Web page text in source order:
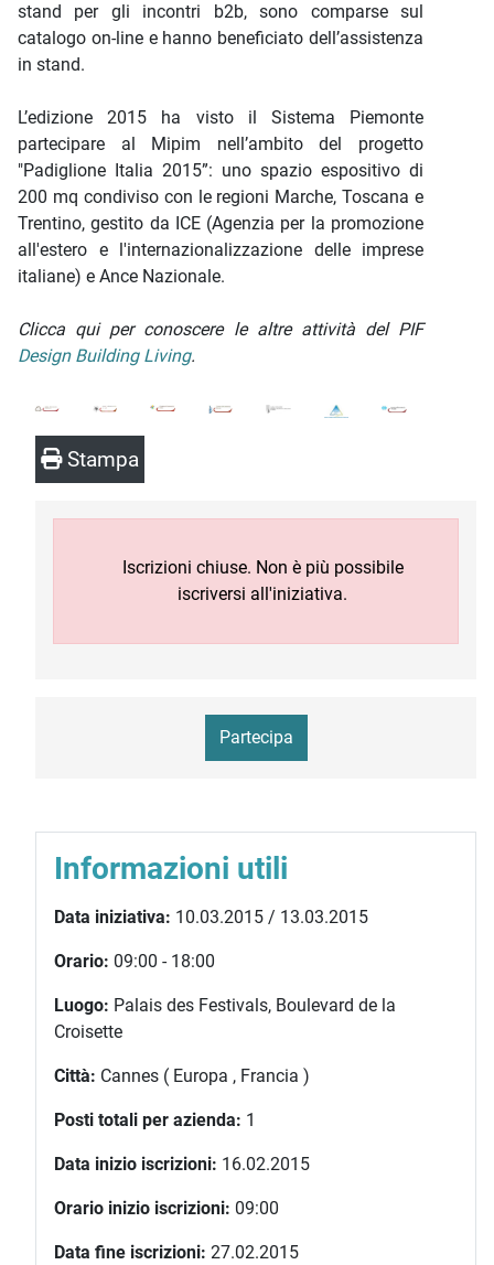
stand per gli incontri b2b, sono comparse sul
catalogo on-line e hanno beneficiato dell’assistenza
in stand.
L’edizione 2015 ha visto il Sistema Piemonte
partecipare al Mipim nell’ambito del progetto
"Padiglione Italia 2015”: uno spazio espositivo di
200 mq condiviso con le regioni Marche, Toscana e
Trentino, gestito da ICE (Agenzia per la promozione
all'estero e l'internazionalizzazione delle imprese
italiane) e Ance Nazionale.
Clicca qui per conoscere le altre attività del PIF
Design Building Living.
Stampa
Iscrizioni chiuse. Non è più possibile
iscriversi all'iniziativa.
Partecipa
Informazioni utili
Data iniziativa: 10.03.2015 / 13.03.2015
Orario: 09:00 - 18:00
Luogo: Palais des Festivals, Boulevard de la
Croisette
Città: Cannes ( Europa , Francia )
Posti totali per azienda: 1
Data inizio iscrizioni: 16.02.2015
Orario inizio iscrizioni: 09:00
Data fine iscrizioni: 27.02.2015